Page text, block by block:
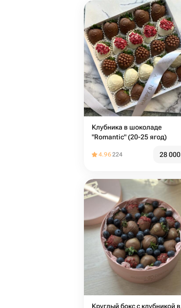
Клубника в шоколаде
"Romantic" (20-25 ягод)
4.96224 28 000
Круглый бокс с клубникой в